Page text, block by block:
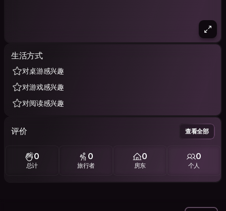
生活方式
对桌游感兴趣
对游戏感兴趣
对阅读感兴趣
评价 查看全部
0
总计
0
旅行者
0
房东
0
个人